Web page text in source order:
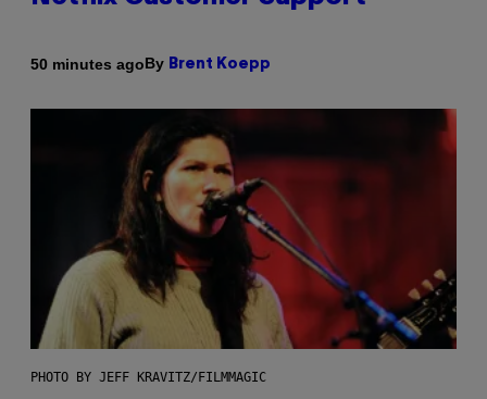
50 minutes agoBy Brent Koepp
PHOTO BY JEFF KRAVITZ/FILMMAGIC